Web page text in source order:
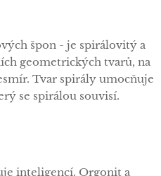
špon - je spirálovitý a
geometrických tvarů, na
Tvar spirály umocňuje
se spirálou souvisí.
inteligencí. Orgonit a